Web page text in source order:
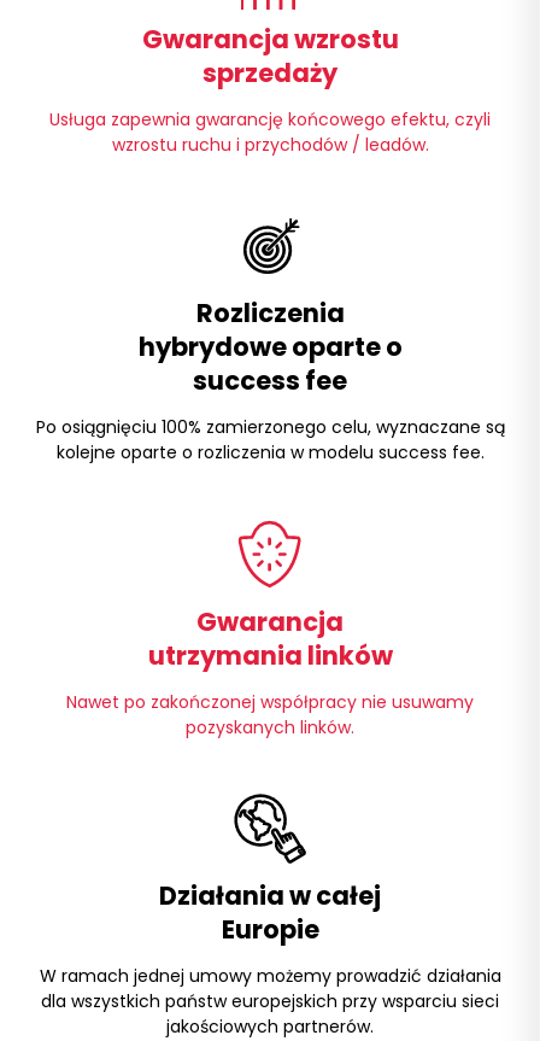
Gwarancja wzrostu
sprzedaży
Usługa zapewnia gwarancję końcowego efektu, czyli
wzrostu ruchu i przychodów / leadów.
Rozliczenia
hybrydowe oparte o
success fee
Po osiągnięciu 100% zamierzonego celu, wyznaczane są
kolejne oparte o rozliczenia w modelu success fee.
Gwarancja
utrzymania linków
Nawet po zakończonej współpracy nie usuwamy
pozyskanych linków.
Działania w całej
Europie
W ramach jednej umowy możemy prowadzić działania
dla wszystkich państw europejskich przy wsparciu sieci
jakościowych partnerów.